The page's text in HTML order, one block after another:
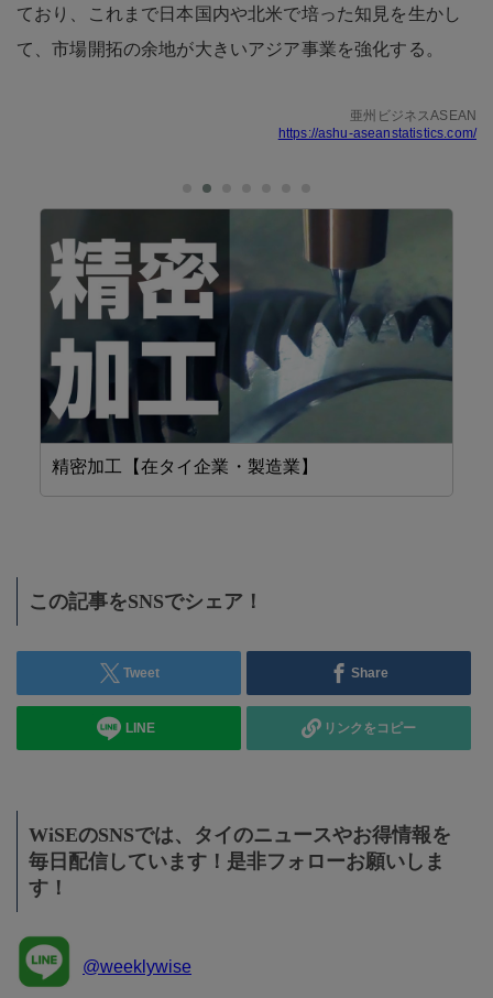
ており、これまで日本国内や北米で培った知見を生かし
て、市場開拓の余地が大きいアジア事業を強化する。
亜州ビジネスASEAN
https://ashu-aseanstatistics.com/
精密加工【在タイ企業・製造業】
この記事をSNSでシェア！
Tweet Share
LINE リンクをコピー
WiSEのSNSでは、タイのニュースやお得情報を
毎日配信しています！是非フォローお願いしま
す！
@weeklywise